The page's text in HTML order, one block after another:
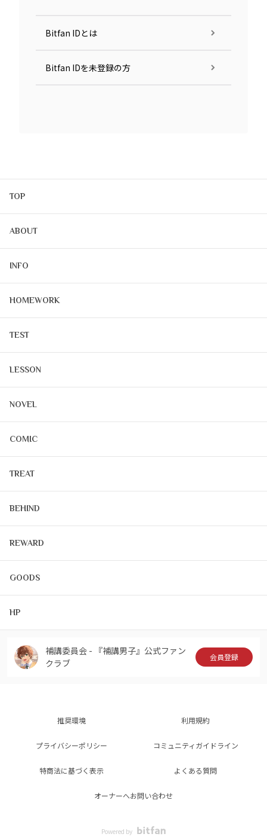
Bitfan IDとは
Bitfan IDを未登録の方
TOP
ABOUT
INFO
HOMEWORK
TEST
LESSON
NOVEL
COMIC
TREAT
BEHIND
REWARD
GOODS
HP
補講委員会 - 『補講男子』公式ファン
クラブ
会員登録
推奨環境 利用規約
プライバシーポリシー コミュニティガイドライン
特商法に基づく表示 よくある質問
オーナーへお問い合わせ
Powered by